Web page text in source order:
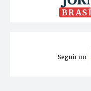
Seguir no